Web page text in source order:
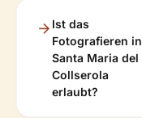
Ist das
Fotografieren in
Santa Maria del
Collserola
erlaubt?